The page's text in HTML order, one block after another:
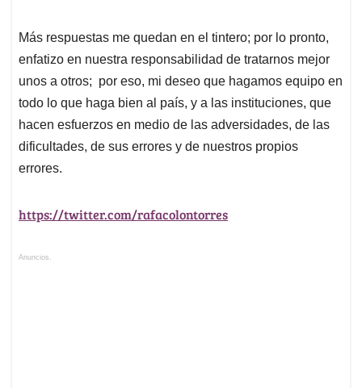
Más respuestas me quedan en el tintero; por lo pronto,
enfatizo en nuestra responsabilidad de tratarnos mejor
unos a otros; por eso, mi deseo que hagamos equipo en
todo lo que haga bien al país, y a las instituciones, que
hacen esfuerzos en medio de las adversidades, de las
dificultades, de sus errores y de nuestros propios
errores.
https://twitter.com/rafacolontorres
Anuncios.